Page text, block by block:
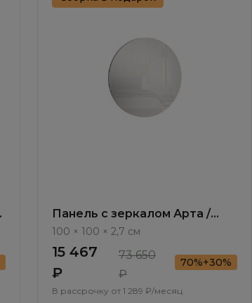
Панель с зеркалом Арта /
Arta AR1054.0
100 × 100 × 2,7 см
15 467
₽
73 650
₽
70%+30%
В рассрочку от 1 289 ₽/месяц